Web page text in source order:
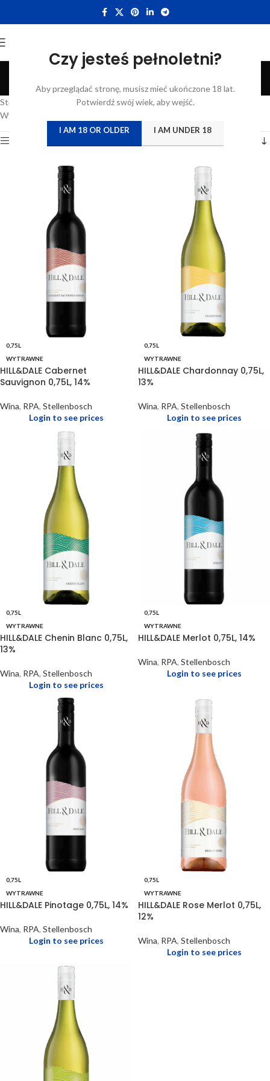
Czy jesteś pełnoletni?
Aby przeglądać stronę, musisz mieć ukończone 18 lat.
Potwierdź swój wiek, aby wejść.
I AM 18 OR OLDER I AM UNDER 18
Stellenbosch
Categories
Strona główna
Katalog/Wina/RPA/Stellenbosch
Wyświetlanie wszystkich wyników: 7
0,75L
WYTRAWNE
HILL&DALE Cabernet
Sauvignon 0,75L, 14%
Wina, RPA, Stellenbosch
Login to see prices
0,75L
WYTRAWNE
HILL&DALE Chardonnay 0,75L,
13%
Wina, RPA, Stellenbosch
Login to see prices
0,75L
WYTRAWNE
HILL&DALE Chenin Blanc 0,75L,
13%
Wina, RPA, Stellenbosch
Login to see prices
0,75L
WYTRAWNE
HILL&DALE Merlot 0,75L, 14%
Wina, RPA, Stellenbosch
Login to see prices
0,75L
WYTRAWNE
HILL&DALE Pinotage 0,75L, 14%
Wina, RPA, Stellenbosch
Login to see prices
0,75L
WYTRAWNE
HILL&DALE Rose Merlot 0,75L,
12%
Wina, RPA, Stellenbosch
Login to see prices